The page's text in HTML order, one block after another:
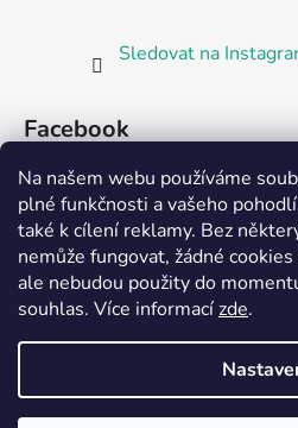
Na našem webu používáme
plné funkčnosti a vašeho
také k cílení reklamy. Bez
nemůže fungovat, žádné
ale nebudou použity do
souhlas. Více informacízde.
Sledovat na
Facebook
Partnerská prodejna